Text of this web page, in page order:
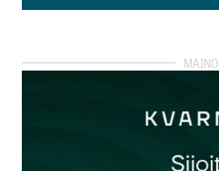
Lisää
rekisteröityä